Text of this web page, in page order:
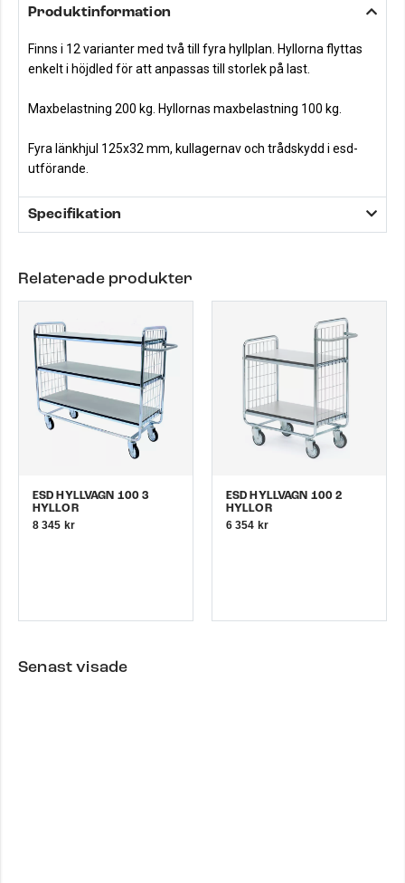
Produktinformation
Finns i 12 varianter med två till fyra hyllplan. Hyllorna flyttas
enkelt i höjdled för att anpassas till storlek på last.
Maxbelastning 200 kg. Hyllornas maxbelastning 100 kg.
Fyra länkhjul 125x32 mm, kullagernav och trådskydd i esd-
utförande.
Specifikation
Relaterade produkter
ESD HYLLVAGN 100 3
HYLLOR
8 345 kr
ESD HYLLVAGN 100 2
HYLLOR
6 354 kr
Senast visade